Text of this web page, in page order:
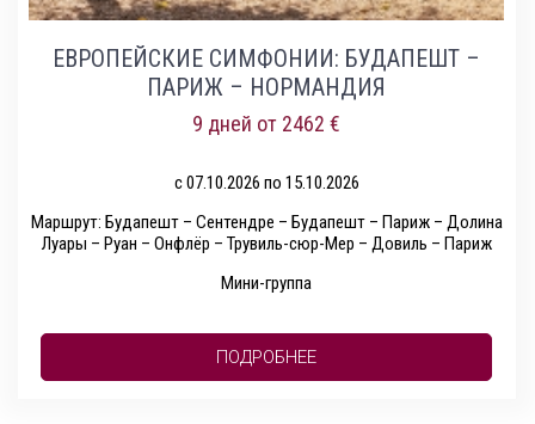
ЕВРОПЕЙСКИЕ СИМФОНИИ: БУДАПЕШТ –
ПАРИЖ – НОРМАНДИЯ
9 дней от 2462 €
с07.10.2026 по 15.10.2026
Маршрут: Будапешт – Сентендре – Будапешт – Париж – Долина
Луары – Руан – Онфлёр – Трувиль-сюр-Мер – Довиль – Париж
Мини-группа
ПОДРОБНЕЕ